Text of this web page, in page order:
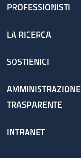
PROFESSIONISTI
LA RICERCA
SOSTIENICI
AMMINISTRAZIONE
TRASPARENTE
INTRANET